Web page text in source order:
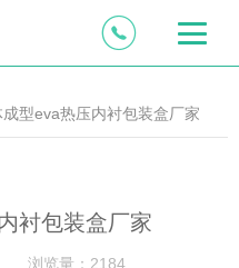
成型eva热压内衬包装盒厂家
衬包装盒厂家
浏览量： 2184